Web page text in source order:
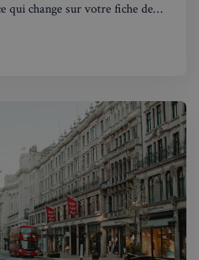
qui change sur votre fiche de